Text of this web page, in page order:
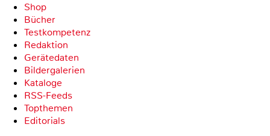
Shop
Bücher
Testkompetenz
Redaktion
Gerätedaten
Bildergalerien
Kataloge
RSS-Feeds
Topthemen
Editorials